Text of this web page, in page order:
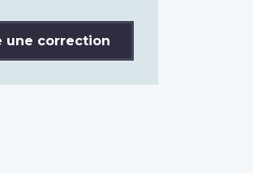
une correction